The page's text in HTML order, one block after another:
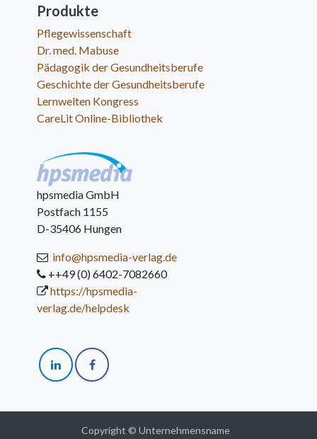
Produkte
Pflegewissenschaft
Dr. med. Mabuse
Pädagogik der Gesundheitsberufe
Geschichte der Gesundheitsberufe
Lernwelten Kongress
CareLit Online-Bibliothek
hpsmedia GmbH
Postfach 1155
D-35406 Hungen
info@hpsmedia-verlag.de
++49 (0) 6402-7082660
https://hpsmedia-
verlag.de/helpdesk
Copyright © Unternehmensname